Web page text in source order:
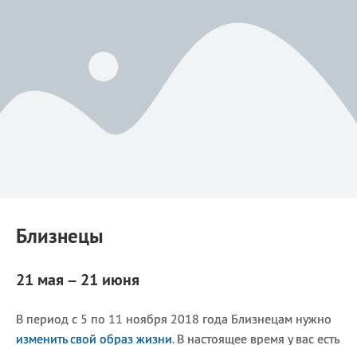
Близнецы
21 мая – 21 июня
В период с 5 по 11 ноября 2018 года Близнецам нужно
изменить свой образ жизни. В настоящее время у вас есть